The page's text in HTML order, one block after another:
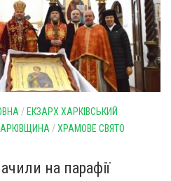
/ЕКЗАРХ ХАРКІВСЬКИЙ
/ХРАМОВЕ СВЯТО
на парафії